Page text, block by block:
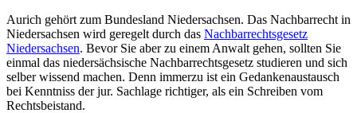
Aurich gehört zum Bundesland Niedersachsen. Das Nachbarrecht in
Niedersachsen wird geregelt durch das Nachbarrechtsgesetz
Niedersachsen. Bevor Sie aber zu einem Anwalt gehen, sollten Sie
einmal das niedersächsische Nachbarrechtsgesetz studieren und sich
selber wissend machen. Denn immerzu ist ein Gedankenaustausch
bei Kenntniss der jur. Sachlage richtiger, als ein Schreiben vom
Rechtsbeistand.